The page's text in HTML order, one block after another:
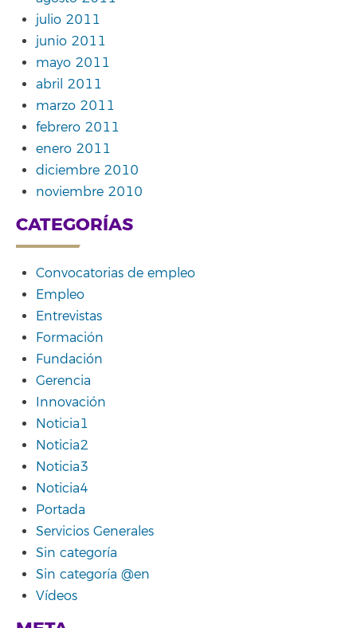
julio 2011
junio 2011
mayo 2011
abril 2011
marzo 2011
febrero 2011
enero 2011
diciembre 2010
noviembre 2010
CATEGORÍAS
Convocatorias de empleo
Empleo
Entrevistas
Formación
Fundación
Gerencia
Innovación
Noticia1
Noticia2
Noticia3
Noticia4
Portada
Servicios Generales
Sin categoría
Sin categoría @en
Vídeos